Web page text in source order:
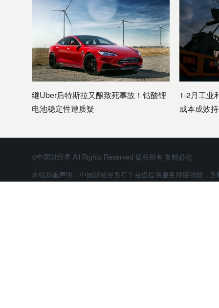
继Uber后特斯拉又酿致死事故！钴酸锂
电池稳定性遭质疑
1-2月工业
成本成效
©中国财经界 All Rights Reserved 版权所有 复制必究
本站郑重声明：中国财经界所有平台仅提供服务对接功能，